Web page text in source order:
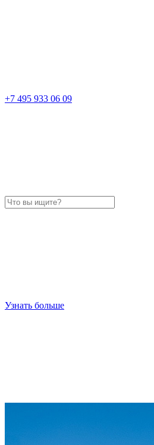
+7 495 933 06 09
Узнать больше